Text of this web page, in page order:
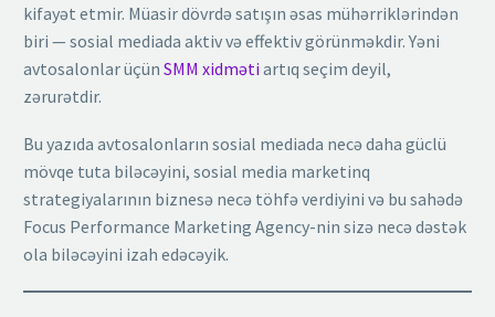
kifayət etmir. Müasir dövrdə satışın əsas mühərriklərindən
biri — sosial mediada aktiv və effektiv görünməkdir. Yəni
avtosalonlar üçün SMM xidməti artıq seçim deyil,
zərurətdir.
Bu yazıda avtosalonların sosial mediada necə daha güclü
mövqe tuta biləcəyini, sosial media marketinq
strategiyalarının biznesə necə töhfə verdiyini və bu sahədə
Focus Performance Marketing Agency-nin sizə necə dəstək
ola biləcəyini izah edəcəyik.